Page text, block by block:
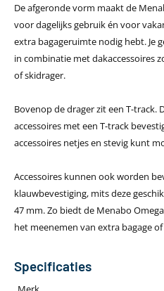
De afgeronde vorm maakt de
voor dagelijks gebruik én voor
extra bagageruimte nodig hebt. Je
in combinatie met dakaccessoires
of skidrager.
Bovenop de drager zit een T-track.
accessoires met een T-track
accessoires netjes en stevig kunt
Accessoires kunnen ook worden
klauwbevestiging, mits deze
47 mm. Zo biedt de Menabo
het meenemen van extra bagage
Specificaties